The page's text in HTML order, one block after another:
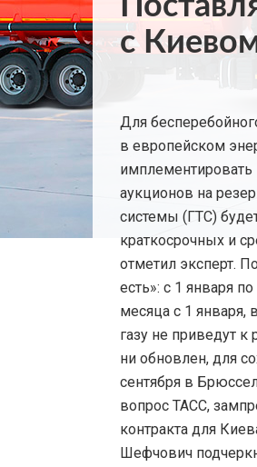
с
Для
в европейском
имплементировать
аукционов на
системы (ГТС)
краткосрочных и
отметил эксперт.
есть»: с 1 января
месяца с 1 января,
газу не приведут
ни обновлен, для
сентября в
вопрос ТАСС,
контракта для
Шефчович